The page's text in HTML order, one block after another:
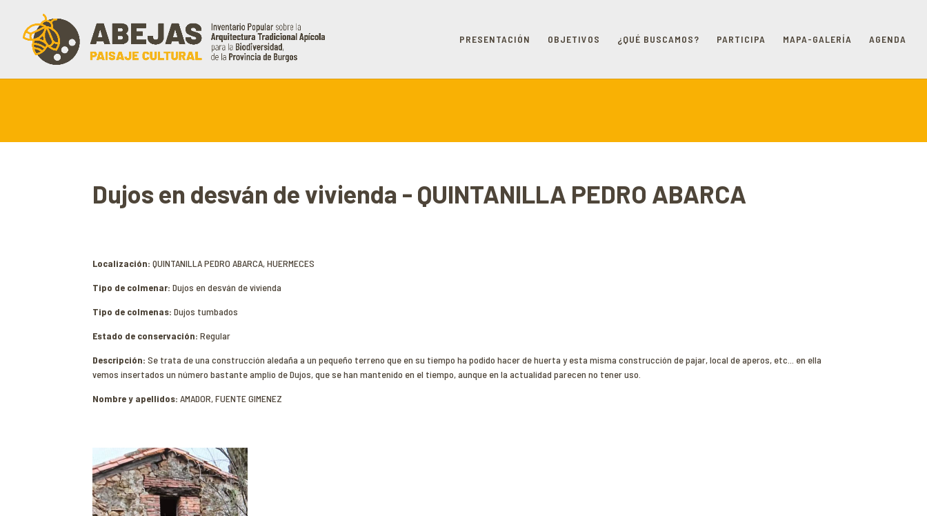
PRESENTACIÓN OBJETIVOS ¿QUÉ BUSCAMOS? PARTICIPA MAPA-GALERÍA AGENDA
Dujos en desván de vivienda - QUINTANILLA PEDRO ABARCA
Localización:QUINTANILLA PEDRO ABARCA, HUERMECES
Tipo de colmenar:Dujos en desván de vivienda
Tipo de colmenas:Dujos tumbados
Estado de conservación:Regular
Descripción:Se trata de una construcción aledaña a un pequeño terreno que en su tiempo ha podido hacer de huerta y esta misma construcción de pajar, local de aperos, etc... en ella
vemos insertados un número bastante amplio de Dujos, que se han mantenido en el tiempo, aunque en la actualidad parecen no tener uso.
Nombre y apellidos:AMADOR, FUENTE GIMENEZ